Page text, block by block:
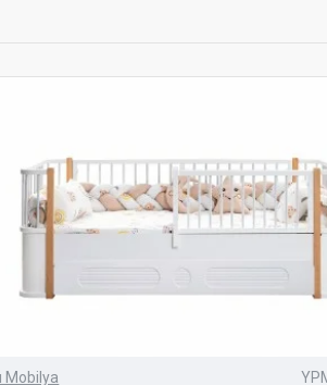
sunar. Çocukların
inip çıkmasını sağlar ve
ulaşabileceği yükseklikte
ve motor becerilerini geliştiren
çocukların enerjilerini doğru şekilde
ve sandalyeler, çalışma ve oyun
Mobilya